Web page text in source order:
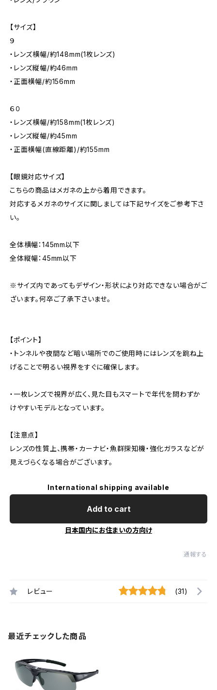
【サイズ】
９
・レンズ横幅/約148mm(1枚レンズ)
・レンズ縦幅/約46mm
・正面横幅/約156mm
６０
・レンズ横幅/約158mm(1枚レンズ)
・レンズ縦幅/約45mm
・正面横幅(直線距離)/約155mm
【眼鏡対応サイズ】
こちらの商品はメガネの上から着用できます。
対応するメガネのサイズに関しましては下記サイズをご参考下さ
い。
全体横幅：145mm以下
全体縦幅：45mm以下
※サイズ内であってもデザイン・形状により対応できない場合がご
ざいます。何卒ご了承下さいませ。
【ポイント】
・トンネルや夜間など暗い場所でのご使用時にはレンズを跳ね上
げることで明るい視界をすぐに確保します。
・一枚レンズで視界が広く、見た目もスマートで年代を問わずか
けやすいモデルとなっています。
【注意点】
レンズの性質上、携帯・カーナビ・魚群探知機・強化ガラスなどが
見えづらくなる場合がございます。
International shipping available
Add to cart
日本国内にお住まいの方向け
通報する
レビュー (31)
最近チェックした商品